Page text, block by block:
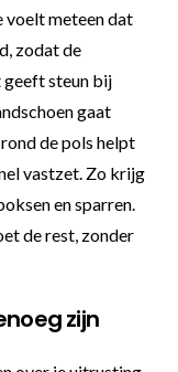
voelt meteen dat
zodat de
geeft steun bij
gaat
de pols helpt
vastzet. Zo krijg
en sparren.
de rest, zonder
zijn